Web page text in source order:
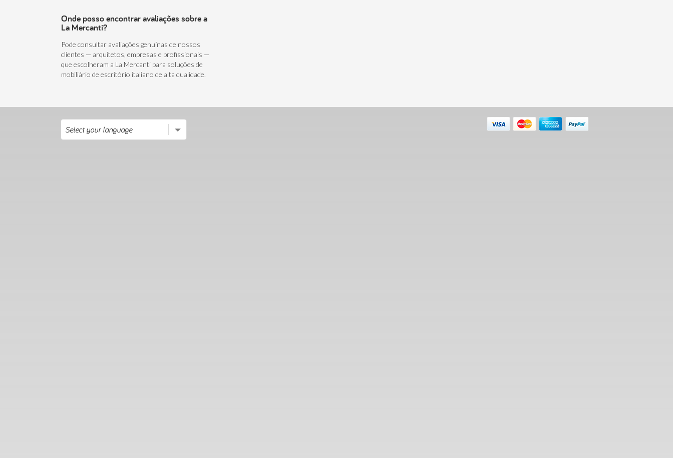
Onde posso encontrar avaliações sobre a
La Mercanti?
Pode consultar avaliações genuínas de nossos
clientes — arquitetos, empresas e profissionais —
que escolheram a La Mercanti para soluções de
mobiliário de escritório italiano de alta qualidade.